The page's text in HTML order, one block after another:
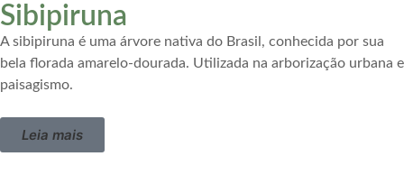
Sibipiruna
A sibipiruna é uma árvore nativa do Brasil, conhecida por sua
bela florada amarelo-dourada. Utilizada na arborização urbana e
paisagismo.
Leia mais